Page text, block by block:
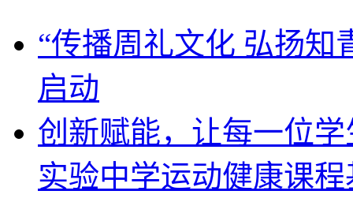
“传播周礼文化 弘扬知
启动
创新赋能，让每一位
实验中学运动健康课